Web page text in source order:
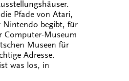
Pfade von Atari,
Nintendo begibt, für
Computer-Museum
Museen für
Adresse.
was los, in